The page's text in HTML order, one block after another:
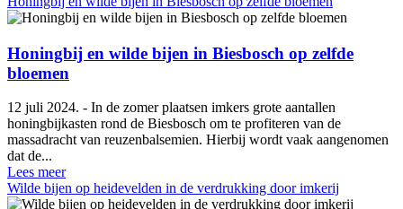
Honingbij en wilde bijen in Biesbosch op zelfde
bloemen
12 juli 2024. - In de zomer plaatsen imkers grote aantallen
honingbijkasten rond de Biesbosch om te profiteren van de
massadracht van reuzenbalsemien. Hierbij wordt vaak aangenomen
dat de...
Lees meer
Wilde bijen op heidevelden in de verdrukking door imkerij